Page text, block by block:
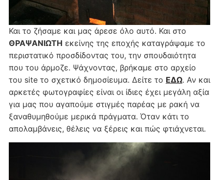
Και το ζήσαμε και μας άρεσε όλο αυτό. Και στο
ΘΡΑΨΑΝΙΩΤΗ εκείνης της εποχής καταγράψαμε το
περιστατικό προσδίδοντας του, την σπουδαιότητα
που του άρμοζε. Ψάχνοντας, βρήκαμε στο αρχείο
του site το σχετικό δημοσίευμα. Δείτε το ΕΔΩ. Αν και
αρκετές φωτογραφίες είναι οι ίδιες έχει μεγάλη αξία
για μας που αγαπούμε στιγμές παρέας με ρακή να
ξαναθυμηθούμε μερικά πράγματα. Όταν κάτι το
απολαμβάνεις, θέλεις να ξέρεις και πώς φτιάχνεται.